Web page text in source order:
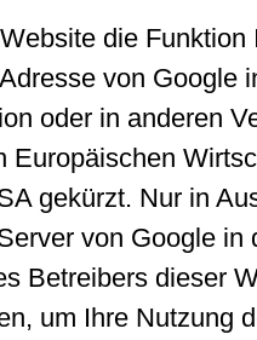
die
von Google
oder in anderen
Europäischen
gekürzt. Nur in
von Google in
Betreibers dieser
um Ihre Nutzung